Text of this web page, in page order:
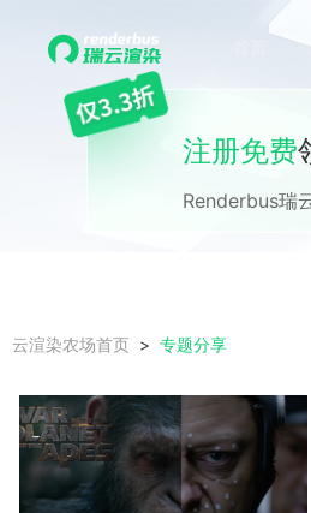
注册免费
Renderbus瑞
云渲染农场首页 专题分享